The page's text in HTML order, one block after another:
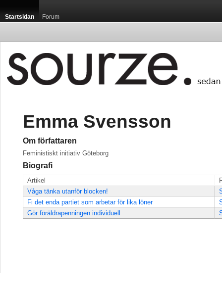
Startsidan Forum
Emma Svensson
Om författaren
Feministiskt initiativ Göteborg
Biografi
Artikel
Våga tänka utanför blocken!
Fi det enda partiet som arbetar för lika löner
Gör föräldrapenningen individuell